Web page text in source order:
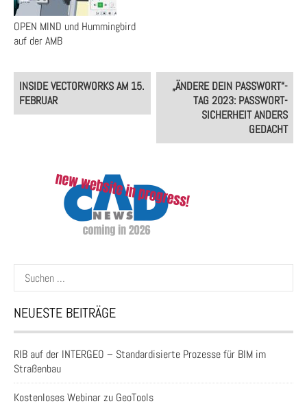
OPEN MIND und Hummingbird
auf der AMB
Post
navigation
INSIDE VECTORWORKS AM 15.
FEBRUAR
„ÄNDERE DEIN PASSWORT“-
TAG 2023: PASSWORT-
SICHERHEIT ANDERS
GEDACHT
Suchen
nach:
NEUESTE BEITRÄGE
RIB auf der INTERGEO – Standardisierte Prozesse für BIM im
Straßenbau
Kostenloses Webinar zu GeoTools